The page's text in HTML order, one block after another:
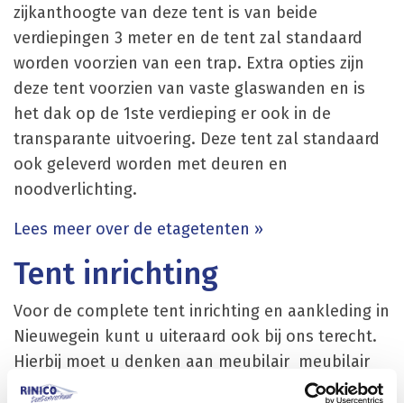
zijkanthoogte van deze tent is van beide
verdiepingen 3 meter en de tent zal standaard
worden voorzien van een trap. Extra opties zijn
deze tent voorzien van vaste glaswanden en is
het dak op de 1ste verdieping er ook in de
transparante uitvoering. Deze tent zal standaard
ook geleverd worden met deuren en
noodverlichting.
Lees meer over de etagetenten »
Tent inrichting
Voor de complete tent inrichting en aankleding in
Nieuwegein kunt u uiteraard ook bij ons terecht.
Hierbij moet u denken aan meubilair meubilair
met bijpassende tafels en statafels geplooide of